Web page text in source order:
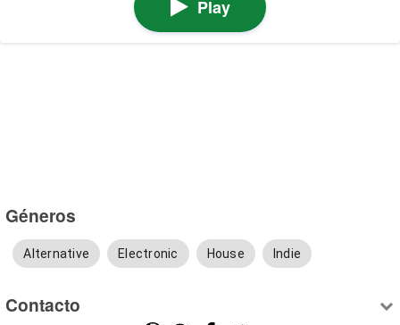
Play
Géneros
Alternative Electronic House Indie
Contacto